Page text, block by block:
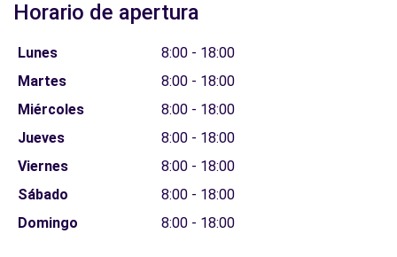
Horario de apertura
Lunes
8:00 - 18:00
Martes
8:00 - 18:00
Miércoles
8:00 - 18:00
Jueves
8:00 - 18:00
Viernes
8:00 - 18:00
Sábado
8:00 - 18:00
Domingo
8:00 - 18:00